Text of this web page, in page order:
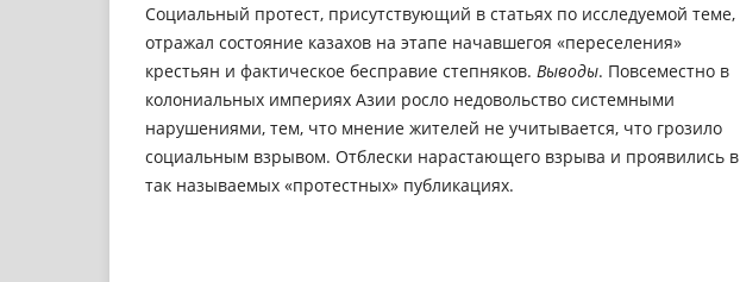
Социальный протест, присутствующий в статьях по исследуемой теме,
отражал состояние казахов на этапе начавшегоя «переселения»
крестьян и фактическое бесправие степняков. Выводы. Повсеместно в
колониальных империях Азии росло недовольство системными
нарушениями, тем, что мнение жителей не учитывается, что грозило
социальным взрывом. Отблески нарастающего взрыва и проявились в
так называемых «протестных» публикациях.